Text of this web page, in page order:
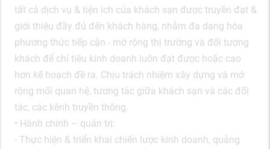
tất cả dịch vụ & tiện ích của khách sạn được truyền đạt &
giới thiệu đầy đủ đến khách hàng, nhằm đa dạng hóa
phương thức tiếp cận - mở rộng thị trường và đối tượng
khách để chỉ tiêu kinh doanh luôn đạt được hoặc cao
hơn kế hoạch đề ra. Chịu trách nhiệm xây dựng và mở
rộng mối quan hệ, tương tác giữa khách sạn và các đối
tác, các kênh truyền thông.
• Hành chính – quản trị:
- Thực hiện & triển khai chiến lược kinh doanh, quảng